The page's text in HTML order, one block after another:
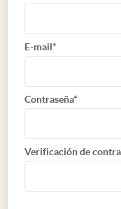
E-mail*
Contraseña*
Verificación de